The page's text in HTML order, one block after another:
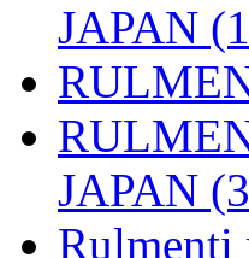
JAPAN
JAPAN
Rulmenti